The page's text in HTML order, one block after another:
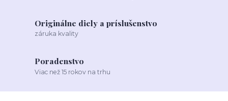
Originálne diely a príslušenstvo
záruka kvality
Poradenstvo
Viac než 15 rokov na trhu